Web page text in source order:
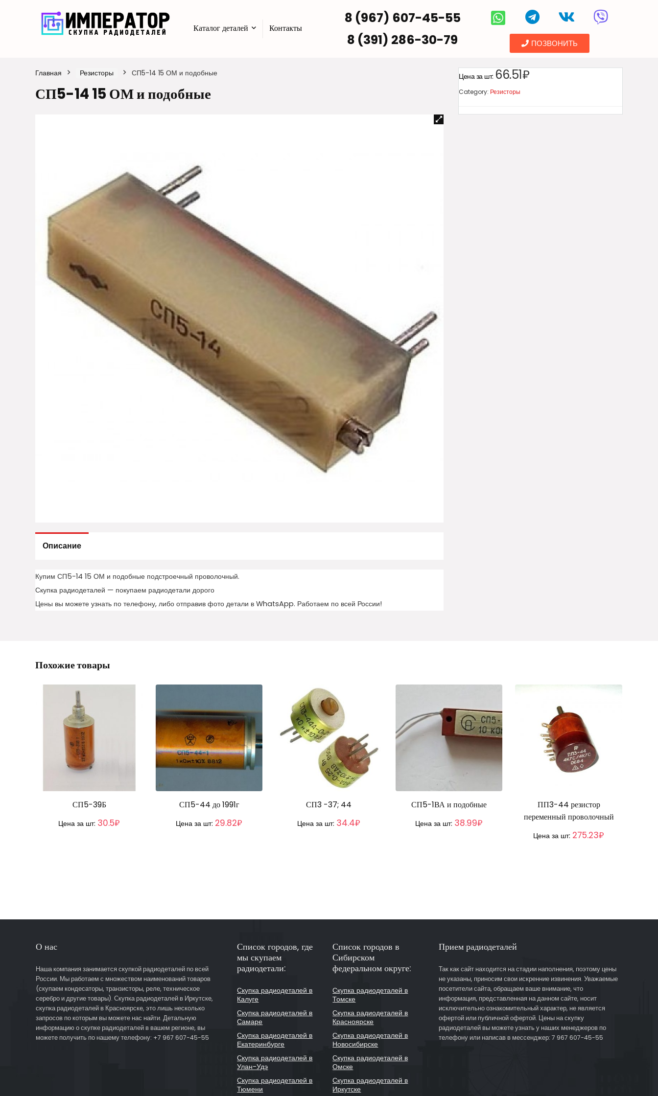
Каталог деталей Контакты
8 (967) 607-45-55
8 (391) 286-30-79
ПОЗВОНИТЬ
Главная Резисторы СП5-14 15 ОМ и подобные
СП5-14 15 ОМ и подобные
Описание
Купим СП5-14 15 ОМ и подобные подстроечный проволочный.
Скупка радиодеталей — покупаем радиодетали дорого
Цены вы можете узнать по телефону, либо отправив фото детали в WhatsApp. Работаем по всей России!
Цена за шт: 66.51₽
Category: Резисторы
Похожие товары
СП5-39Б
Цена за шт: 30.5₽
СП5-44 до 1991г
Цена за шт: 29.82₽
СП3 -37; 44
Цена за шт: 34.4₽
СП5-1ВА и подобные
Цена за шт: 38.99₽
ПП3-44 резистор
переменный проволочный
Цена за шт: 275.23₽
О нас
Наша компания занимается скупкой радиодеталей по всей
России. Мы работаем с множеством наименований товаров
(скупаем кондесаторы, транзисторы, реле, техническое
серебро и другие товары). Скупка радиодеталей в Иркутске,
скупка радиодеталей в Красноярске, это лишь несколько
запросов по которым вы можете нас найти. Детальную
информацию о скупке радиодеталей в вашем регионе, вы
можете получить по нашему телефону: +7 967 607-45-55
Список городов, где
мы скупаем
радиодетали:
Скупка радиодеталей в
Калуге
Скупка радиодеталей в
Самаре
Скупка радиодеталей в
Екатеринбурге
Скупка радиодеталей в
Улан-Удэ
Скупка радиодеталей в
Тюмени
Список городов в
Сибирском
федеральном округе:
Скупка радиодеталей в
Томске
Скупка радиодеталей в
Красноярске
Скупка радиодеталей в
Новосибирске
Скупка радиодеталей в
Омске
Скупка радиодеталей в
Иркутске
Прием радиодеталей
Так как сайт находится на стадии наполнения, поэтому цены
не указаны, приносим свои искренние извинения. Уважаемые
посетители сайта, обращаем ваше внимание, что
информация, представленная на данном сайте, носит
исключительно ознакомительный характер, не является
офертой или публичной офертой. Цены на скупку
радиодеталей вы можете узнать у наших менеджеров по
телефону или написав в мессенджер: 7 967 607-45-55